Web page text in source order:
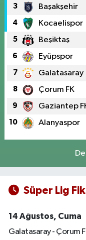
3 Başakşehir
4 Kocaelispor
5 Beşiktaş
6 Eyüpspor
7 Galatasaray
8 Çorum FK
9 Gaziantep
10 Alanyaspor
Süper Lig
14 Ağustos, Cuma
Galatasaray - Çorum